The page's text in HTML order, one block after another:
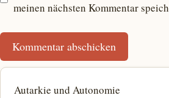
meinen nächsten Kommentar
Autarkie und Autonomie